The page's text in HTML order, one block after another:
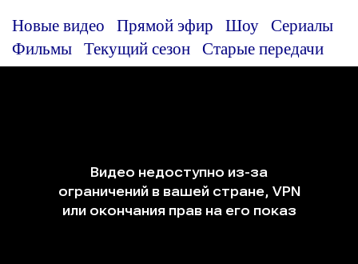
Новые видео Прямой эфир Шоу
Сериалы
Фильмы
Текущий сезон Старые передачи